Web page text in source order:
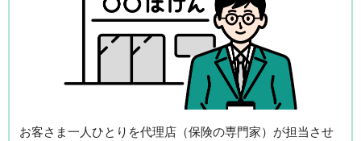
お客さま一人ひとりを代理店（保険の専門家）が担当 させ